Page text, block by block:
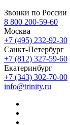
Звонки по России
8 800 200-59-60
Москва
+7 (495) 232-92-30
Санкт-Петербург
+7 (812) 327-59-60
Екатеринбург
+7 (343) 302-70-00
info@trinity.ru